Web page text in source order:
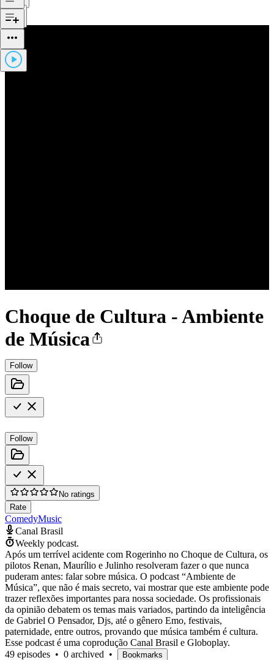
Choque de Cultura - Ambiente
de Música
Follow
Follow
No ratings
Rate
ComedyMusic
Canal Brasil
Weekly podcast.
Após um terrível acidente com Rogerinho no Choque de Cultura, os
pilotos Renan, Maurílio e Julinho resolveram fazer o que nunca
puderam antes: falar sobre música. O podcast “Ambiente de
Música”, que não é mais secreto, vai mostrar que este ambiente pode
trazer reflexões importantes para nossa sociedade. Os profissionais
da opinião debatem os temas mais variados, partindo da inteligência
de Gabriel O Pensador, Djs, até o gênero Emo, festivais,
paternidade, entre outros, provando que música também é cultura.
Esse podcast é uma coprodução Canal Brasil e Globoplay.
49 episodes • 0 archived • Bookmarks